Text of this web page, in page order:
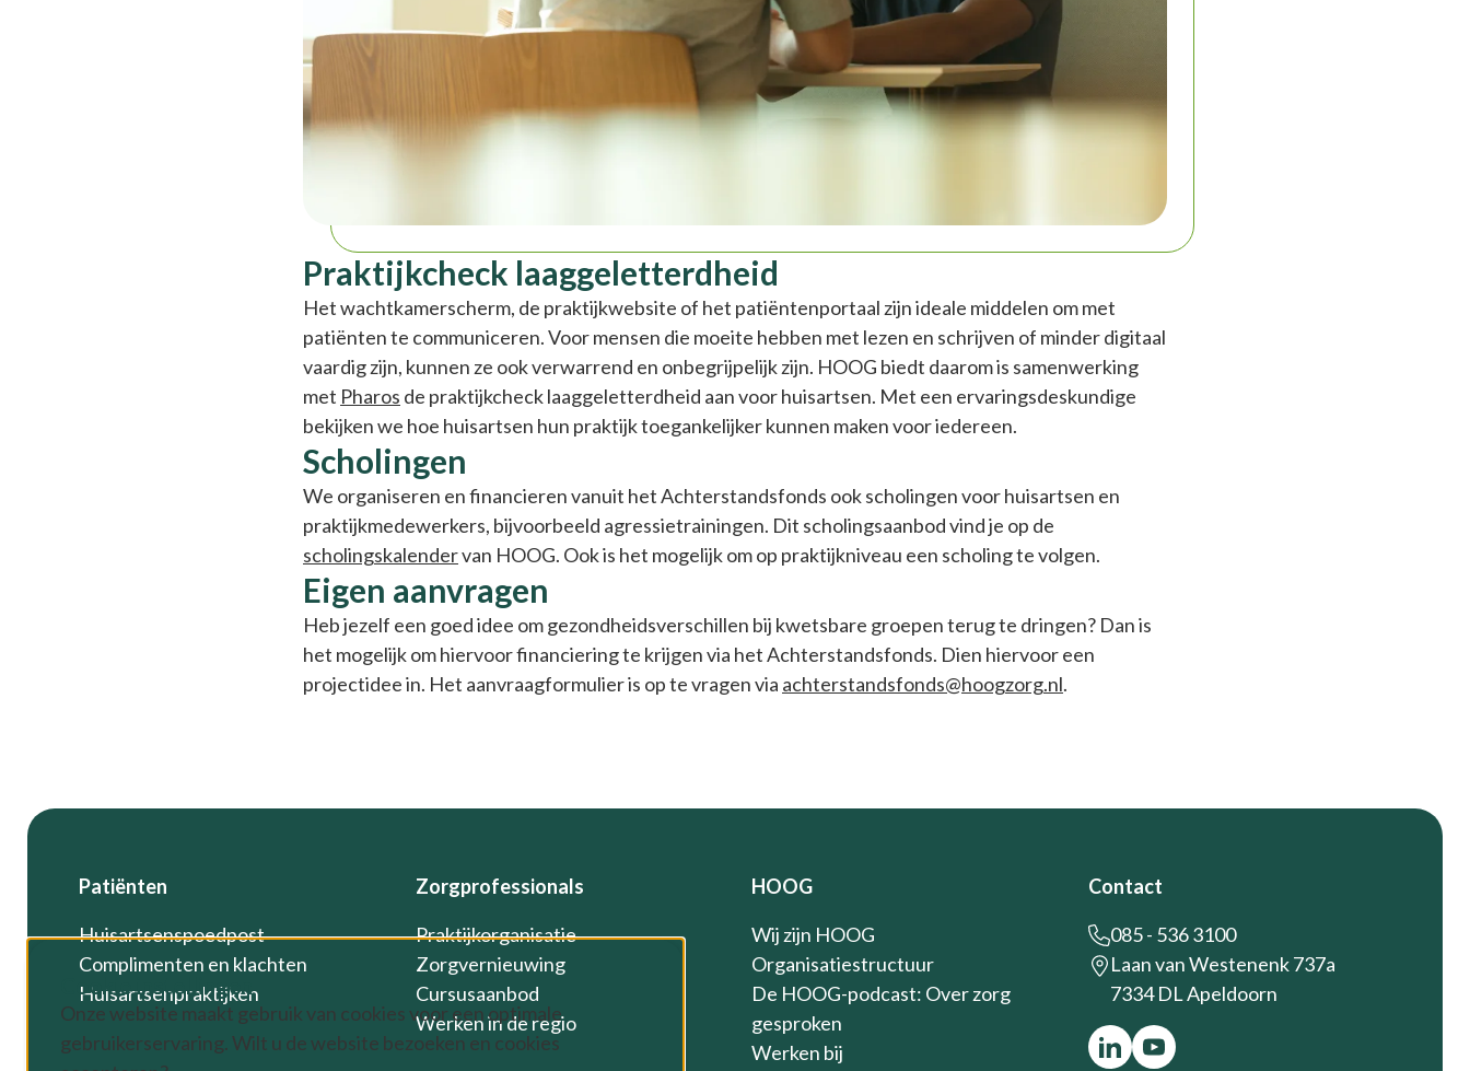
Cookie instellingen
Onze website maakt gebruik van cookies voor een optimale
gebruikerservaring. Wilt u de website bezoeken en cookies
Praktijkcheck laaggeletterdheid
Het wachtkamerscherm, de praktijkwebsite of het patiëntenportaal zijn ideale middelen om met
patiënten te communiceren. Voor mensen die moeite hebben met lezen en schrijven of minder digitaal
vaardig zijn, kunnen ze ook verwarrend en onbegrijpelijk zijn. HOOG biedt daarom is samenwerking
met Pharos de praktijkcheck laaggeletterdheid aan voor huisartsen. Met een ervaringsdeskundige
bekijken we hoe huisartsen hun praktijk toegankelijker kunnen maken voor iedereen.
Scholingen
We organiseren en financieren vanuit het Achterstandsfonds ook scholingen voor huisartsen en
praktijkmedewerkers, bijvoorbeeld agressietrainingen. Dit scholingsaanbod vind je op de
scholingskalendervan HOOG. Ook is het mogelijk om op praktijkniveau een scholing te volgen.
Eigen aanvragen
Heb jezelf een goed idee om gezondheidsverschillen bij kwetsbare groepen terug te dringen? Dan is
het mogelijk om hiervoor financiering te krijgen via het Achterstandsfonds. Dien hiervoor een
projectidee in. Het aanvraagformulier is op te vragen via achterstandsfonds@hoogzorg.nl.
Footer
Patiënten
Huisartsenspoedpost
Complimenten en klachten
Huisartsenpraktijken
Zorgprofessionals
Praktijkorganisatie
Zorgvernieuwing
Cursusaanbod
Werken in de regio
HOOG
Wij zijn HOOG
Organisatiestructuur
De HOOG-podcast: Over zorg
gesproken
Werken bij
Contact
085 - 536 3100
Laan van Westenenk 737a
7334 DL Apeldoorn